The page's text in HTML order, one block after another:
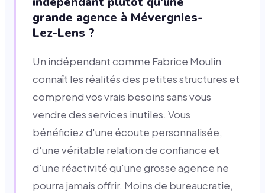
grande agence à Mévergnies-
Lez-Lens ?
Un indépendant comme Fabrice Moulin
connaît les réalités des petites structures et
comprend vos vrais besoins sans vous
vendre des services inutiles. Vous
bénéficiez d'une écoute personnalisée,
d'une véritable relation de confiance et
d'une réactivité qu'une grosse agence ne
pourra jamais offrir. Moins de bureaucratie,